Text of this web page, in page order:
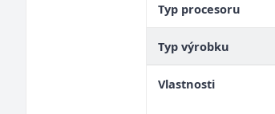
Typ procesoru
Typ výrobku
Vlastnosti